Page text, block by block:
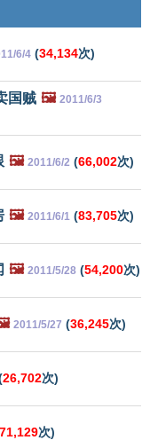
6/4 (34,134次)
国贼 🖼️ 2011/6/3
🖼️ 2011/6/2 (66,002次)
🖼️ 2011/6/1 (83,705次)
🖼️ 2011/5/28 (54,200次)
2011/5/27 (36,245次)
26,702次)
71,129次)